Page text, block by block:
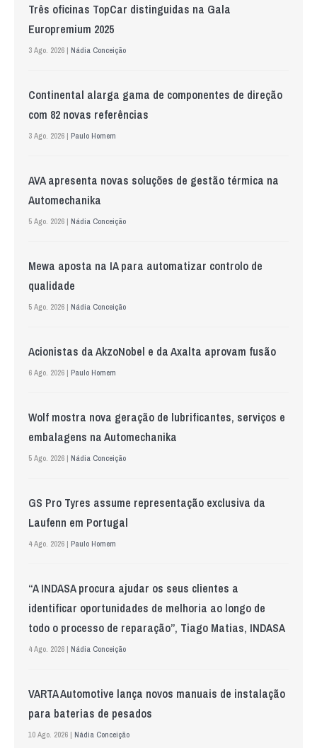
Três oficinas TopCar distinguidas na Gala
Europremium 2025
3 Ago. 2026 | Nádia Conceição
Continental alarga gama de componentes de direção
com 82 novas referências
3 Ago. 2026 | Paulo Homem
AVA apresenta novas soluções de gestão térmica na
Automechanika
5 Ago. 2026 | Nádia Conceição
Mewa aposta na IA para automatizar controlo de
qualidade
5 Ago. 2026 | Nádia Conceição
Acionistas da AkzoNobel e da Axalta aprovam fusão
6 Ago. 2026 | Paulo Homem
Wolf mostra nova geração de lubrificantes, serviços e
embalagens na Automechanika
5 Ago. 2026 | Nádia Conceição
GS Pro Tyres assume representação exclusiva da
Laufenn em Portugal
4 Ago. 2026 | Paulo Homem
“A INDASA procura ajudar os seus clientes a
identificar oportunidades de melhoria ao longo de
todo o processo de reparação”, Tiago Matias, INDASA
4 Ago. 2026 | Nádia Conceição
VARTA Automotive lança novos manuais de instalação
para baterias de pesados
10 Ago. 2026 | Nádia Conceição